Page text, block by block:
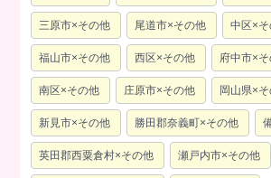
三原市×その他 尾道市×その他 中区×
福山市×その他 西区×その他 府中市×
南区×その他 庄原市×その他 岡山県×
新見市×その他 勝田郡奈義町×その他
英田郡西粟倉村×その他 瀬戸内市×その他